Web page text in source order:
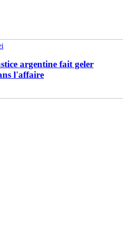
argentine fait geler
l'affaire